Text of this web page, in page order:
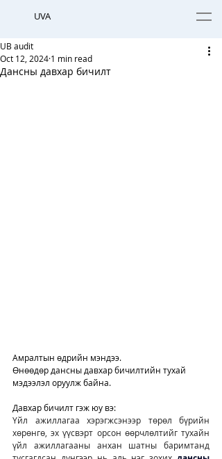
UVA
Дансны давхар бичилт
UB audit
Oct 12, 2024 1 min read
Амралтын өдрийн мэндээ.
Өнөөдөр дансны давхар бичилтийн тухай
мэдээлэл оруулж байна.
Давхар бичилт гэж юу вэ:
Үйл ажиллагаа хэрэгжсэнээр төрөл бүрийн
хөрөнгө, эх үүсвэрт орсон өөрчлөлтийг тухайн
үйл ажиллагааны анхан шатны баримтанд